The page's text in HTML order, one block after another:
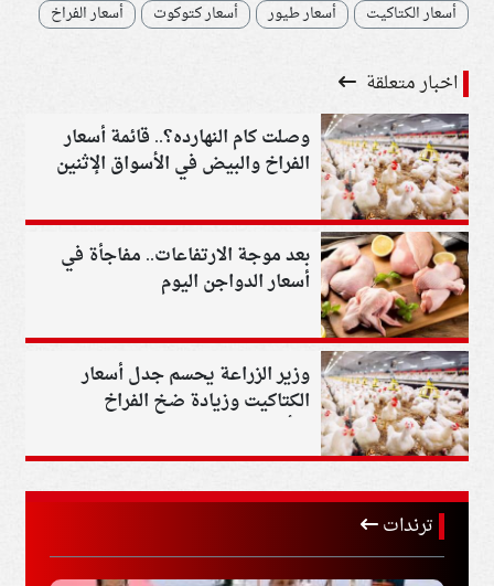
أسعار الكتاكيت أسعار طيور أسعار كتوكوت أسعار الفراخ
اخبار متعلقة
وصلت كام النهارده؟.. قائمة أسعار
الفراخ والبيض في الأسواق الإثنين
بعد موجة الارتفاعات.. مفاجأة في
أسعار الدواجن اليوم
وزير الزراعة يحسم جدل أسعار
الكتاكيت وزيادة ضخ الفراخ
بالأسواق
ترندات